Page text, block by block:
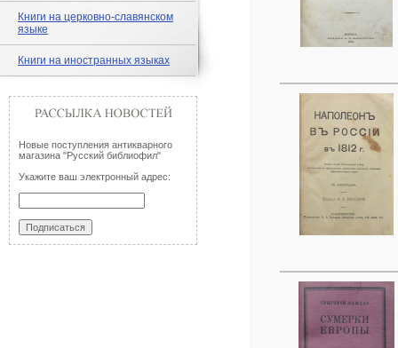
Книги на церковно-славянском
языке
Книги на иностранных языках
Новые поступления антикварного
магазина "Русский библиофил"
Укажите ваш электронный адрес: